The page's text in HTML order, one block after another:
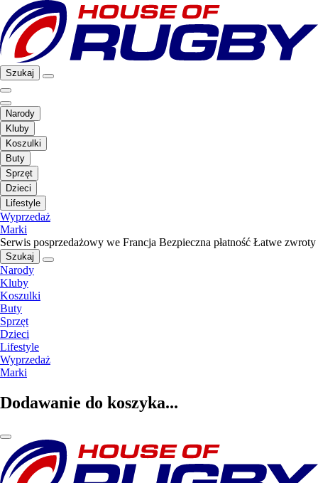
Szukaj
Narody
Kluby
Koszulki
Buty
Sprzęt
Dzieci
Lifestyle
Wyprzedaż
Marki
Serwis posprzedażowy we Francja Bezpieczna płatność Łatwe zwroty
Szukaj
Narody
Kluby
Koszulki
Buty
Sprzęt
Dzieci
Lifestyle
Wyprzedaż
Marki
Dodawanie do koszyka...